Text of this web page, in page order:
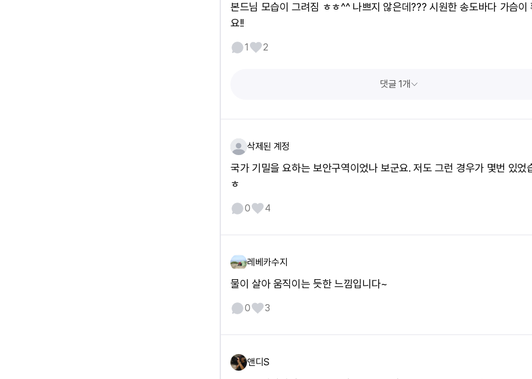
본드님 모습이 그려짐 ㅎㅎ^^ 나쁘지 않은데??? 시원한 송도바다 가슴이
요!!
1 2
댓글 1개
삭제된 계정
국가 기밀을 요하는 보안구역이었나 보군요. 저도 그런 경우가 몇번 있었
ㅎ
0 4
레베카수지
물이 살아 움직이는 듯한 느낌입니다~
0 3
앤디S